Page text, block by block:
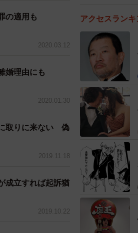
の適用も
2020.03.12
婚理由にも
2020.01.30
取りに来ない 偽
2019.11.18
成立すれば起訴猶
2019.10.22
アクセスランキ